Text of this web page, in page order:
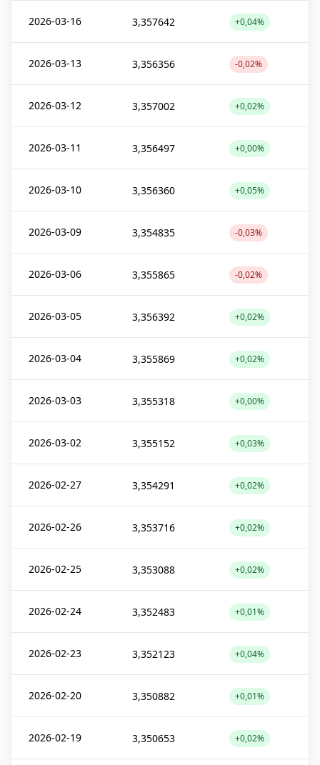
2026-03-16 3,357642 +0,04%
2026-03-13 3,356356 -0,02%
2026-03-12 3,357002 +0,02%
2026-03-11 3,356497 +0,00%
2026-03-10 3,356360 +0,05%
2026-03-09 3,354835 -0,03%
2026-03-06 3,355865 -0,02%
2026-03-05 3,356392 +0,02%
2026-03-04 3,355869 +0,02%
2026-03-03 3,355318 +0,00%
2026-03-02 3,355152 +0,03%
2026-02-27 3,354291 +0,02%
2026-02-26 3,353716 +0,02%
2026-02-25 3,353088 +0,02%
2026-02-24 3,352483 +0,01%
2026-02-23 3,352123 +0,04%
2026-02-20 3,350882 +0,01%
2026-02-19 3,350653 +0,02%